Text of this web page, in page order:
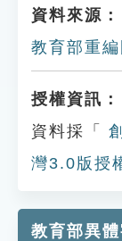
資料來源：
教育部重
授權資訊：
資料採「
灣3.0版授
教育部異